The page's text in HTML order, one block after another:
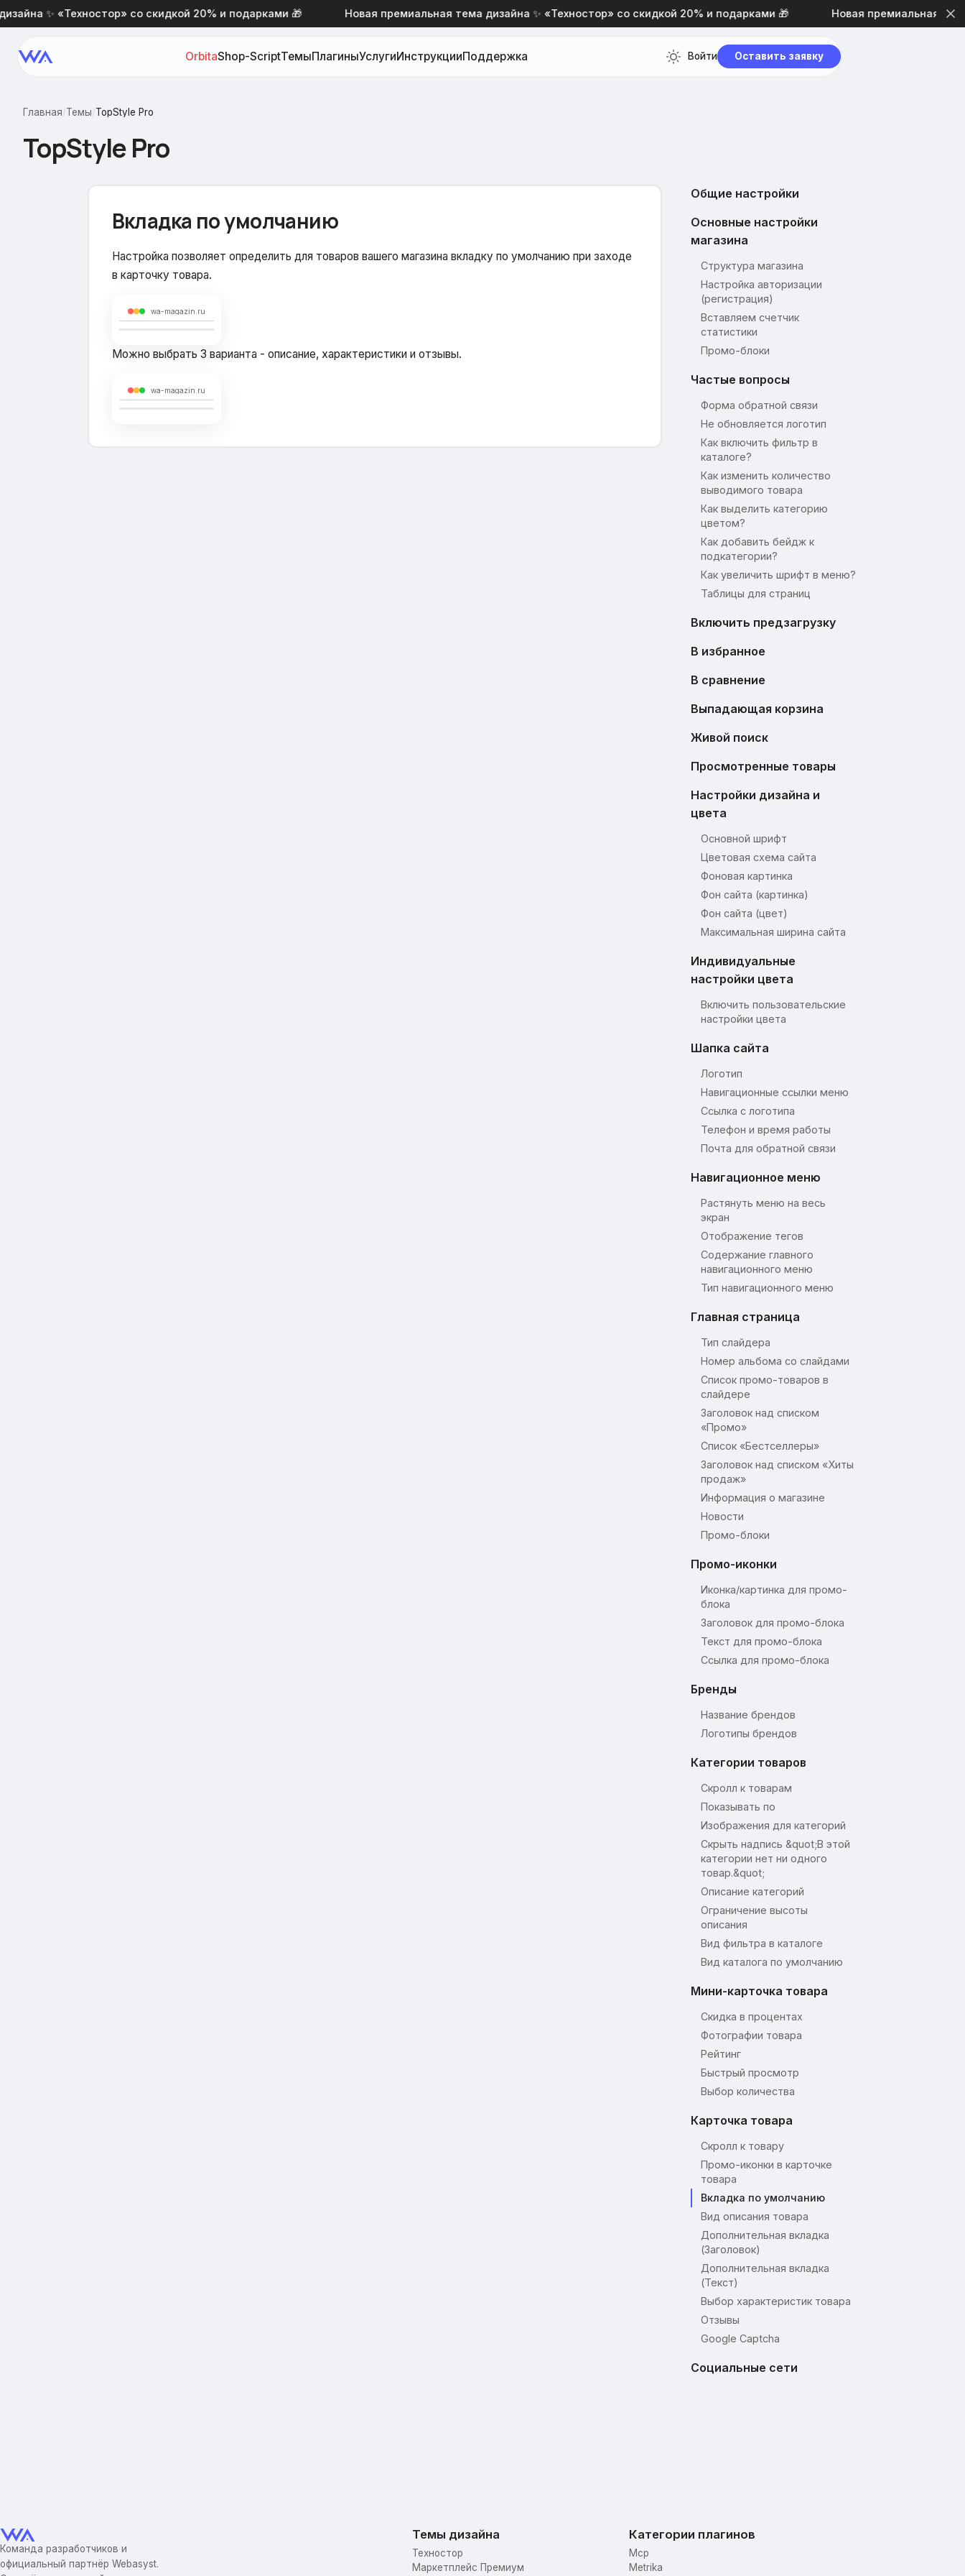
✨ «Техностор» со скидкой 20% и подарками 🎁 Новая премиальная тема дизайна ✨ «Техностор» со скидкой 20% и подарками 🎁 Новая премиальная тема
OrbitaShop-ScriptТемыПлагиныУслугиИнструкцииПоддержка Войти Оставить заявку
Главная/Темы/TopStyle Pro
TopStyle Pro
Общие настройки
Основные настройки
магазина
Структура магазина
Настройка авторизации
(регистрация)
Вставляем счетчик
статистики
Промо-блоки
Частые вопросы
Форма обратной связи
Не обновляется логотип
Как включить фильтр в
каталоге?
Как изменить количество
выводимого товара
Как выделить категорию
цветом?
Как добавить бейдж к
подкатегории?
Как увеличить шрифт в меню?
Таблицы для страниц
Включить предзагрузку
В избранное
В сравнение
Выпадающая корзина
Живой поиск
Просмотренные товары
Настройки дизайна и
цвета
Основной шрифт
Цветовая схема сайта
Фоновая картинка
Фон сайта (картинка)
Фон сайта (цвет)
Максимальная ширина сайта
Индивидуальные
настройки цвета
Включить пользовательские
настройки цвета
Шапка сайта
Логотип
Навигационные ссылки меню
Ссылка с логотипа
Телефон и время работы
Почта для обратной связи
Навигационное меню
Растянуть меню на весь
экран
Отображение тегов
Содержание главного
навигационного меню
Тип навигационного меню
Главная страница
Тип слайдера
Номер альбома со слайдами
Список промо-товаров в
слайдере
Заголовок над списком
«Промо»
Список «Бестселлеры»
Заголовок над списком «Хиты
продаж»
Информация о магазине
Новости
Промо-блоки
Промо-иконки
Иконка/картинка для промо-
блока
Заголовок для промо-блока
Текст для промо-блока
Ссылка для промо-блока
Бренды
Название брендов
Логотипы брендов
Категории товаров
Скролл к товарам
Показывать по
Изображения для категорий
Скрыть надпись &quot;В этой
категории нет ни одного
товар.&quot;
Описание категорий
Ограничение высоты
описания
Вид фильтра в каталоге
Вид каталога по умолчанию
Мини-карточка товара
Скидка в процентах
Фотографии товара
Рейтинг
Быстрый просмотр
Выбор количества
Карточка товара
Скролл к товару
Промо-иконки в карточке
товара
Вкладка по умолчанию
Вид описания товара
Дополнительная вкладка
(Заголовок)
Дополнительная вкладка
(Текст)
Выбор характеристик товара
Отзывы
Google Captcha
Социальные сети
Вкладка по умолчанию
Настройка позволяет определить для товаров вашего магазина вкладку по умолчанию при заходе
в карточку товара.
wa-magazin.ru
Можно выбрать 3 варианта - описание, характеристики и отзывы.
wa-magazin.ru
Команда разработчиков и
официальный партнёр Webasyst.
Темы дизайна
Техностор
Маркетплейс Премиум
Категории плагинов
Mcp
Metrika